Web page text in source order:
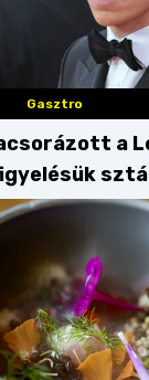
Gasztro
a